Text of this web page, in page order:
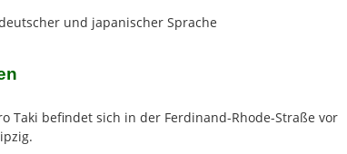
und japanischer Sprache
Taki befindet sich in der Ferdinand-Rhode-Straße vor